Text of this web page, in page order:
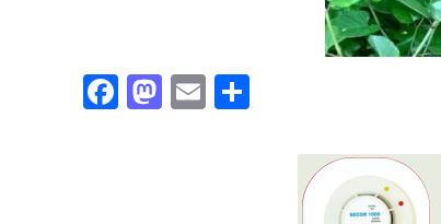
Facebook
Mastodon
Email